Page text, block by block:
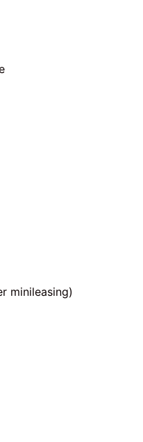
minileasing)